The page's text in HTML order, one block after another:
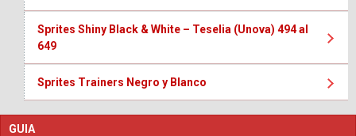
Sprites Shiny Black & White – Teselia (Unova) 494 al
649
Sprites Trainers Negro y Blanco
GUIA